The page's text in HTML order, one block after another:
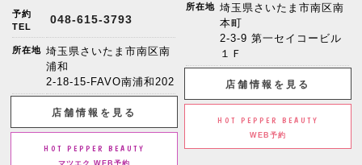
予約
TEL
048-615-3793
所在地 埼玉県さいたま市南区南
浦和
2-18-15-FAVO南浦和202
店舗情報を見る
HOT PEPPER BEAUTY
マツエク WEB予約
所在地 埼玉県さいたま市南区南
本町
2-3-9 第一セイコービル
１Ｆ
店舗情報を見る
HOT PEPPER BEAUTY
WEB予約